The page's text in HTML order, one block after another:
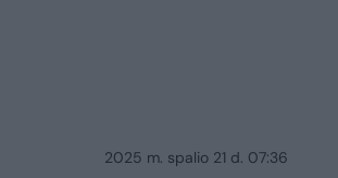
2025 m. spalio 21 d. 07:36